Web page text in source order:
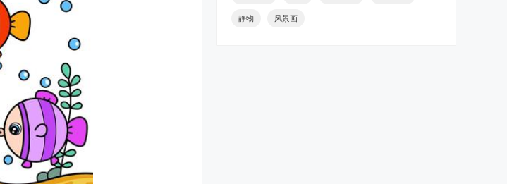
静物 风景画